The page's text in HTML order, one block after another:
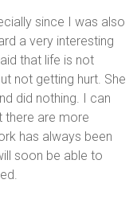
since I was also
a very interesting
that life is not
not getting hurt. She
did nothing. I can
there are more
has always been
soon be able to